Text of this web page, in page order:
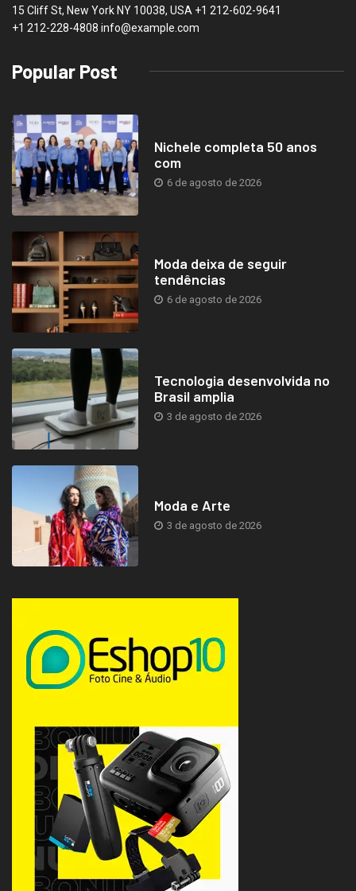
15 Cliff St, New York NY 10038, USA +1 212-602-9641
+1 212-228-4808 info@example.com
Popular Post
Nichele completa 50 anos
com
6 de agosto de 2026
Moda deixa de seguir
tendências
6 de agosto de 2026
Tecnologia desenvolvida no
Brasil amplia
3 de agosto de 2026
Moda e Arte
3 de agosto de 2026